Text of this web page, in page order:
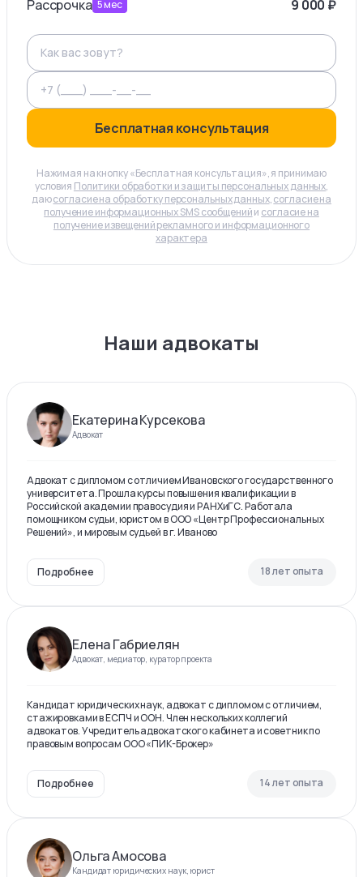
Рассрочка 5мес 9 000 ₽
Бесплатная консультация
Нажимая на кнопку «Бесплатная консультация», я принимаю
условия Политики обработки и защиты персональных данных,
даюсогласие на обработку персональных данных,согласие на
получение информационных SMS сообщенийи согласие на
получение извещений рекламного и информационного
характера
Наши адвокаты
Екатерина Курсекова
Адвокат
Адвокат с дипломом с отличием Ивановского государственного
университета. Прошла курсы повышения квалификации в
Российской академии правосудия и РАНХиГС. Работала
помощником судьи, юристом в ООО «Центр Профессиональных
Решений», и мировым судьей в г. Иваново
Подробнее 18 лет опыта
Елена Габриелян
Адвокат, медиатор, куратор проекта
Кандидат юридических наук, адвокат с дипломом с отличием,
стажировками в ЕСПЧ и ООН. Член нескольких коллегий
адвокатов. Учредитель адвокатского кабинета и советник по
правовым вопросам ООО «ПИК-Брокер»
Подробнее 14 лет опыта
Ольга Амосова
Кандидат юридических наук, юрист